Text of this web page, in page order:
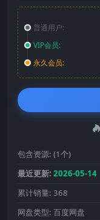
普通用户:
VIP会员:
永久会员:
包含资源: (1个)
最近更新: 2026-05-14
累计销量: 368
网盘类型: 百度网盘